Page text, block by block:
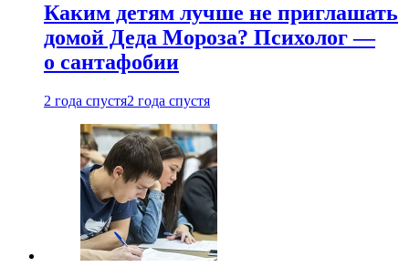
Каким детям лучше не приглашать
домой Деда Мороза? Психолог —
о сантафобии
2 года спустя2 года спустя